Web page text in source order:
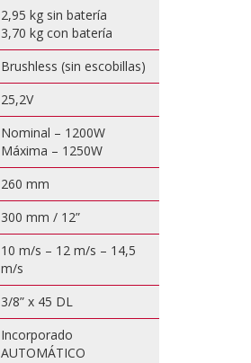
2,95 kg sin batería
3,70 kg con batería
Brushless (sin escobillas)
25,2V
Nominal – 1200W
Máxima – 1250W
260 mm
300 mm / 12”
10 m/s – 12 m/s – 14,5
m/s
3/8” x 45 DL
Incorporado
AUTOMÁTICO